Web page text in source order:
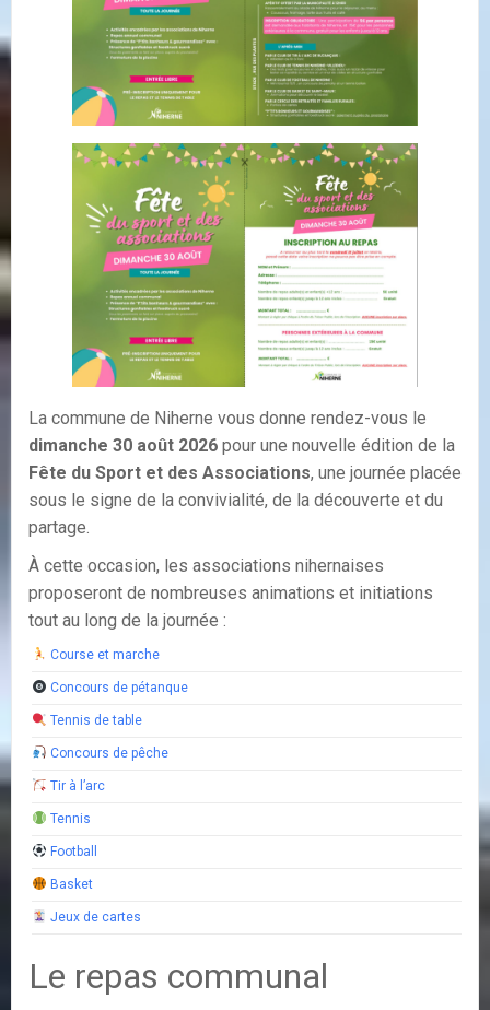
La commune de Niherne vous donne rendez-vous le
dimanche 30 août 2026 pour une nouvelle édition de la
Fête du Sport et des Associations, une journée placée
sous le signe de la convivialité, de la découverte et du
partage.
À cette occasion, les associations nihernaises
proposeront de nombreuses animations et initiations
tout au long de la journée :
Course et marche
Concours de pétanque
Tennis de table
Concours de pêche
Tir à l’arc
Tennis
Football
Basket
Jeux de cartes
Le repas communal